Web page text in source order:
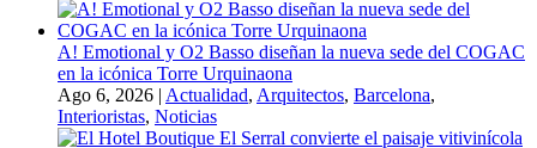
A! Emotional y O2 Basso diseñan la nueva sede del COGAC
en la icónica Torre Urquinaona
Ago 6, 2026 | Actualidad, Arquitectos, Barcelona,
Interioristas, Noticias